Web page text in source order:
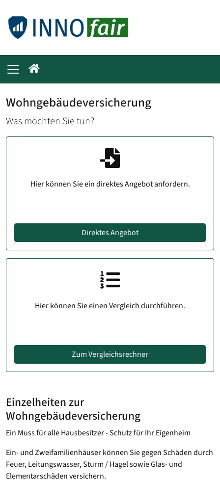
Wohngebäudeversicherung
Was möchten Sie tun?
Hier können Sie ein direktes Angebot anfordern.
Direktes Angebot
Hier können Sie einen Vergleich durchführen.
Zum Vergleichsrechner
Einzelheiten zur
Wohngebäudeversicherung
Ein Muss für alle Hausbesitzer - Schutz für Ihr Eigenheim
Ein- und Zweifamilienhäuser können Sie gegen Schäden durch
Feuer, Leitungswasser, Sturm / Hagel sowie Glas- und
Elementarschäden versichern.